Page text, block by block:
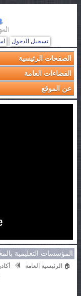
تسجيل الدخول
الصفحات الرئيسية
الفضاءات العامة
عن الموقع
المؤسسات التعليمية
🏠 الرئيسية العامة